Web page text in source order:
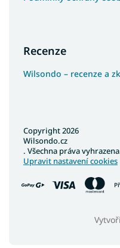
Recenze
Wilsondo – recenze a
Copyright 2026
Wilsondo.cz
. Všechna práva
Upravit nastavení cookies